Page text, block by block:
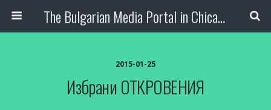
The Bulgarian Media Portal in Chicago
2015-01-25
Избрани ОТКРОВЕНИЯ